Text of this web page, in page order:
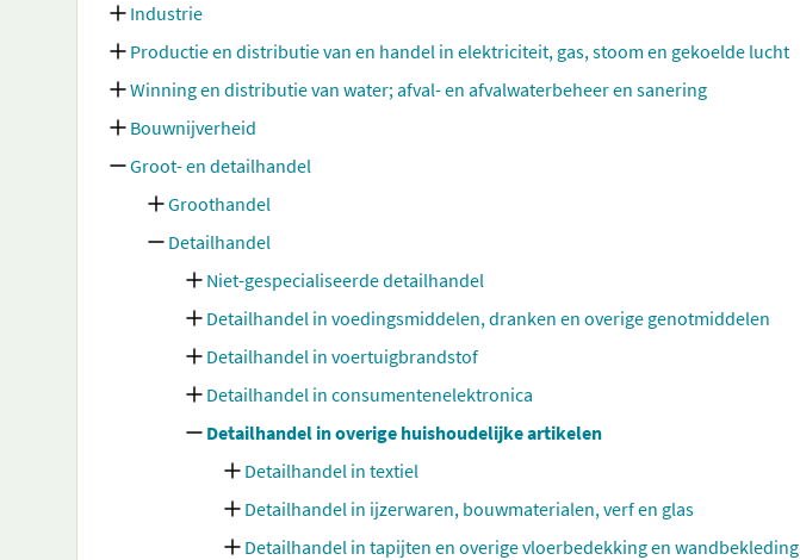
Industrie
Productie en distributie van en handel in elektriciteit, gas, stoom en gekoelde lucht
Winning en distributie van water; afval- en afvalwaterbeheer en sanering
Bouwnijverheid
Groot- en detailhandel
Groothandel
Detailhandel
Niet-gespecialiseerde detailhandel
Detailhandel in voedingsmiddelen, dranken en overige genotmiddelen
Detailhandel in voertuigbrandstof
Detailhandel in consumentenelektronica
Detailhandel in overige huishoudelijke artikelen
Detailhandel in textiel
Detailhandel in ijzerwaren, bouwmaterialen, verf en glas
Detailhandel in tapijten en overige vloerbedekking en wandbekleding